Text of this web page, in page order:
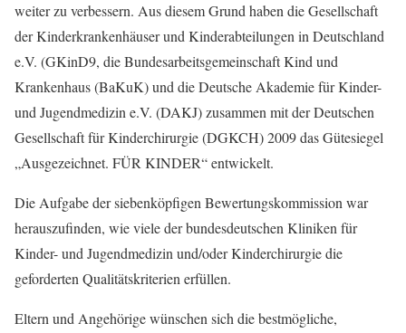
weiter zu verbessern. Aus diesem Grund haben die Gesellschaft
der Kinderkrankenhäuser und Kinderabteilungen in Deutschland
e.V. (GKinD9, die Bundesarbeitsgemeinschaft Kind und
Krankenhaus (BaKuK) und die Deutsche Akademie für Kinder-
und Jugendmedizin e.V. (DAKJ) zusammen mit der Deutschen
Gesellschaft für Kinderchirurgie (DGKCH) 2009 das Gütesiegel
„Ausgezeichnet. FÜR KINDER“ entwickelt.
Die Aufgabe der siebenköpfigen Bewertungskommission war
herauszufinden, wie viele der bundesdeutschen Kliniken für
Kinder- und Jugendmedizin und/oder Kinderchirurgie die
geforderten Qualitätskriterien erfüllen.
Eltern und Angehörige wünschen sich die bestmögliche,